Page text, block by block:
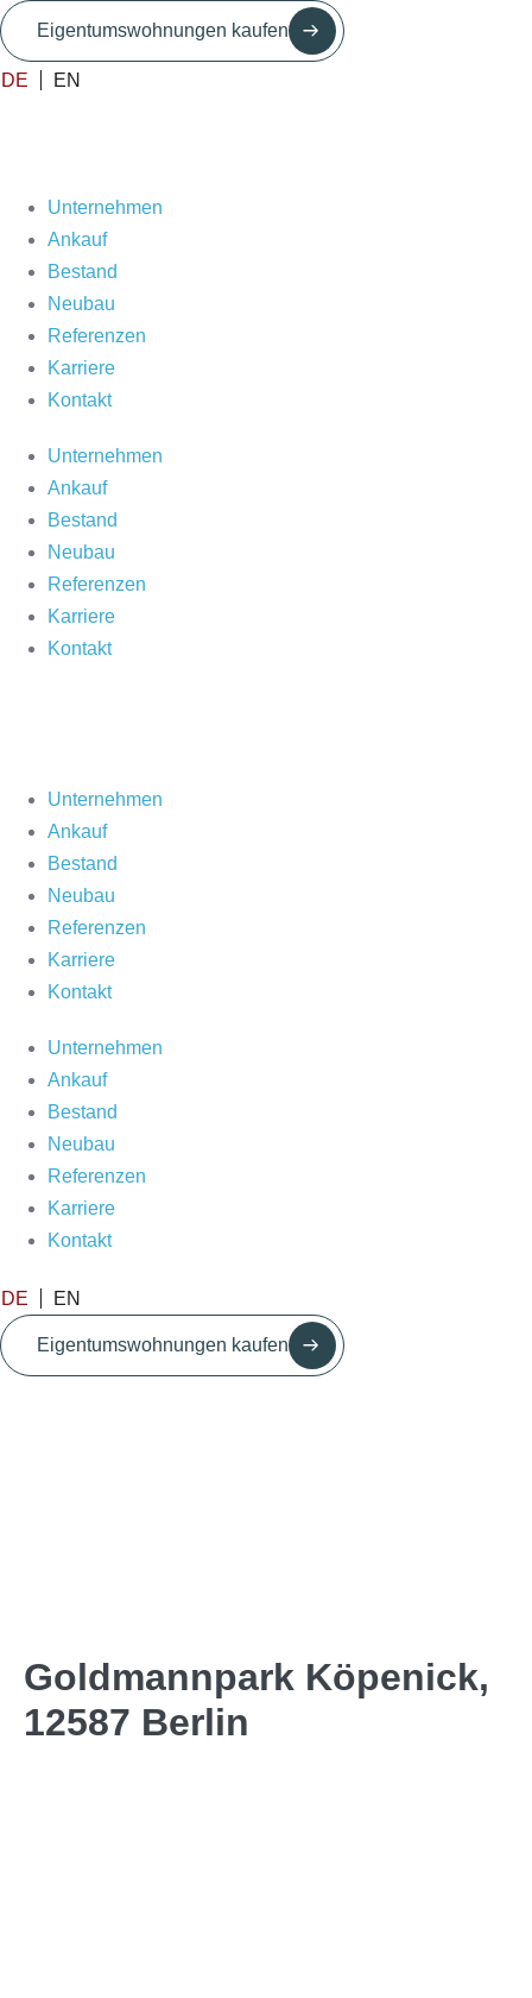
Zum
Inhalt
springen
Eigentumswohnungen kaufen
DE EN
Unternehmen
Ankauf
Bestand
Neubau
Referenzen
Karriere
Kontakt
Unternehmen
Ankauf
Bestand
Neubau
Referenzen
Karriere
Kontakt
Unternehmen
Ankauf
Bestand
Neubau
Referenzen
Karriere
Kontakt
Unternehmen
Ankauf
Bestand
Neubau
Referenzen
Karriere
Kontakt
DE EN
Eigentumswohnungen kaufen
Goldmannpark Köpenick,
12587 Berlin